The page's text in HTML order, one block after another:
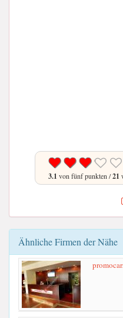
3.1 von fünf punkten /21
Ähnliche Firmen der Nähe